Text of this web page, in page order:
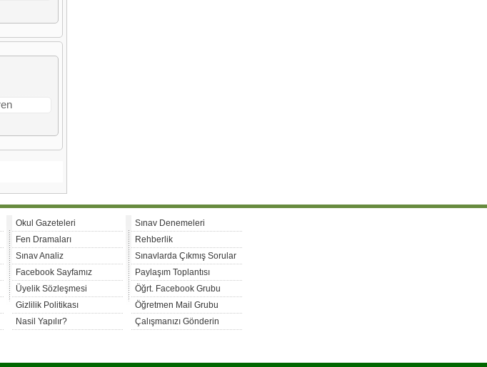
Okul Gazeteleri
Fen Dramaları
Sınav Analiz
Facebook Sayfamız
Üyelik Sözleşmesi
Gizlilik Politikası
Nasil Yapılır?
Sınav Denemeleri
Rehberlik
Sınavlarda Çıkmış Sorular
Paylaşım Toplantısı
Öğrt. Facebook Grubu
Öğretmen Mail Grubu
Çalışmanızı Gönderin